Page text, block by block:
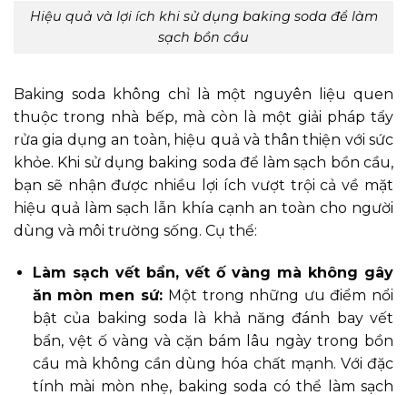
Hiệu quả và lợi ích khi sử dụng baking soda để làm
sạch bồn cầu
Baking soda không chỉ là một nguyên liệu quen
thuộc trong nhà bếp, mà còn là một giải pháp tẩy
rửa gia dụng an toàn, hiệu quả và thân thiện với sức
khỏe. Khi sử dụng baking soda để làm sạch bồn cầu,
bạn sẽ nhận được nhiều lợi ích vượt trội cả về mặt
hiệu quả làm sạch lẫn khía cạnh an toàn cho người
dùng và môi trường sống. Cụ thể:
Làm sạch vết bẩn, vết ố vàng mà không gây
ăn mòn men sứ: Một trong những ưu điểm nổi
bật của baking soda là khả năng đánh bay vết
bẩn, vệt ố vàng và cặn bám lâu ngày trong bồn
cầu mà không cần dùng hóa chất mạnh. Với đặc
tính mài mòn nhẹ, baking soda có thể làm sạch